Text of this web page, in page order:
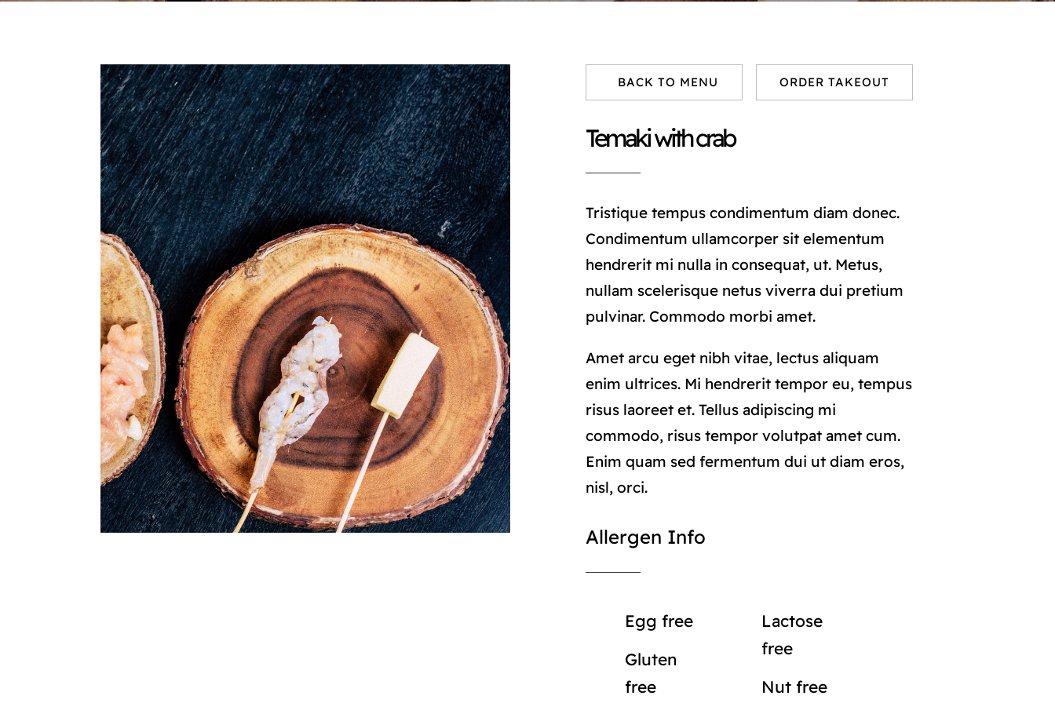
BACK TO MENU ORDER TAKEOUT
Temaki with crab
Tristique tempus condimentum diam donec.
Condimentum ullamcorper sit elementum
hendrerit mi nulla in consequat, ut. Metus,
nullam scelerisque netus viverra dui pretium
pulvinar. Commodo morbi amet.
Amet arcu eget nibh vitae, lectus aliquam
enim ultrices. Mi hendrerit tempor eu, tempus
risus laoreet et. Tellus adipiscing mi
commodo, risus tempor volutpat amet cum.
Enim quam sed fermentum dui ut diam eros,
nisl, orci.
Allergen Info
Egg free
Gluten
free
Lactose
free
Nut free